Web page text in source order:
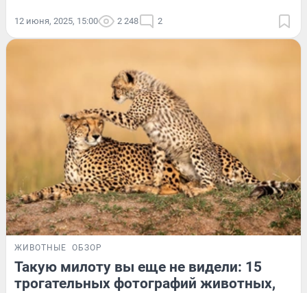
12 июня, 2025, 15:00 2 248 2
ЖИВОТНЫЕ ОБЗОР
Такую милоту вы еще не видели: 15
трогательных фотографий животных,